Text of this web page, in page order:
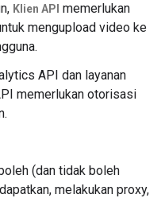
Klien API memerlukan
mengupload video ke
API dan layanan
memerlukan otorisasi
(dan tidak boleh
melakukan proxy,